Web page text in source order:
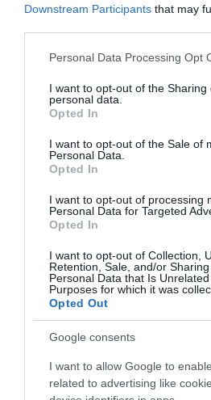
Downstream Participants that may
Please note that this website/app
not limited to your visit or usage
grant or deny consent to Google
use your data for below specified
consent section.
Personal Data Processing Opt
I want to opt-out of the Sharing
personal data.
Opted In
I want to opt-out of the Sale of
Personal Data.
Opted In
I want to opt-out of processing
Personal Data for Targeted
Opted In
I want to opt-out of Collection,
Retention, Sale, and/or
Personal Data that Is
Purposes for which it was
Opted Out
Google consents
I want to allow Google to
related to advertising like
ΤΕΧΝΟΛΟΓΙΕΣ
Black Friday &
αγορές
23.11.2022